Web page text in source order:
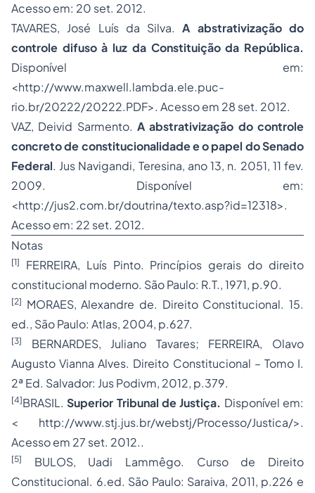
Acesso em: 20 set. 2012.
TAVARES, José Luís da Silva.A abstrativização do
controle difuso à luz da Constituição da República.
Disponível em:
<http://www.maxwell.lambda.ele.puc-
rio.br/20222/20222.PDF>. Acesso em 28 set. 2012.
VAZ, Deivid Sarmento. A abstrativização do controle
concreto de constitucionalidade e o papel do Senado
Federal. Jus Navigandi, Teresina, ano 13, n. 2051, 11 fev.
2009. Disponível em:
<http://jus2.com.br/doutrina/texto.asp?id=12318>.
Acesso em: 22 set. 2012.
Notas
[1]
FERREIRA, Luís Pinto. Princípios gerais do direito
constitucional moderno. São Paulo: R.T., 1971, p.90.
[2] MORAES, Alexandre de. Direito Constitucional. 15.
ed., São Paulo: Atlas, 2004, p.627.
[3]
BERNARDES, Juliano Tavares; FERREIRA, Olavo
Augusto Vianna Alves. Direito Constitucional – Tomo I.
2ª Ed. Salvador: Jus Podivm, 2012, p.379.
[4]BRASIL.Superior Tribunal de Justiça. Disponível em:
< http://www.stj.jus.br/webstj/Processo/Justica/>.
Acesso em 27 set. 2012..
[5]
BULOS, Uadi Lammêgo. Curso de Direito
Constitucional. 6.ed. São Paulo: Saraiva, 2011, p.226 e